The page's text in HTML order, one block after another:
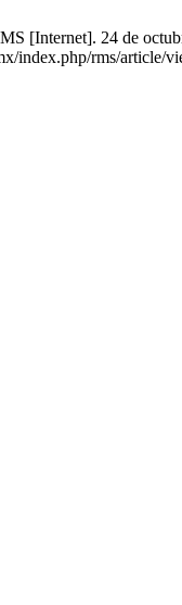
[Internet]. 24 de
index.php/rms/article/